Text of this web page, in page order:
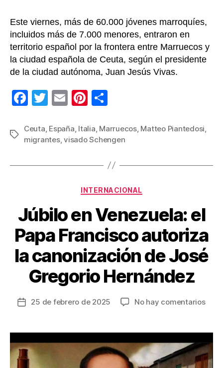
Este viernes, más de 60.000 jóvenes marroquíes,
incluidos más de 7.000 menores, entraron en
territorio español por la frontera entre Marruecos y
la ciudad española de Ceuta, según el presidente
de la ciudad autónoma, Juan Jesús Vivas.
F
c
e
b
k
T
tt
er
E
ail
Pi
er
e
st
m
p
ar
Etiquetas
Ceuta España Italia Marruecos, Matteo Piantedosi
migrantes,visado Schengen
Categorías
INTERNACIONAL
Júbilo en Venezuela: el
Papa Francisco autoriza
la canonización de José
Gregorio Hernández
Fecha
entrada
25 de febrero de 2025 No hay comentariosen
el
Papa